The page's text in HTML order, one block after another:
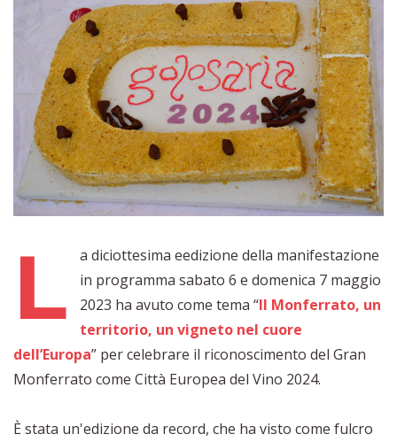
L
a diciottesima eedizione della manifestazione
in programma sabato 6 e domenica 7 maggio
2023 ha avuto come tema “Il Monferrato, un
territorio, un vigneto nel cuore
dell’Europa” per celebrare il riconoscimento del Gran
Monferrato come Città Europea del Vino 2024.
È stata un'edizione da record, che ha visto come fulcro